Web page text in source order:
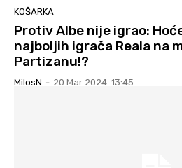
KOŠARKA
Protiv Albe nije igrao:
najboljih igrača Reala na
Partizanu!?
MilosN - 20 Mar 2024. 13:45